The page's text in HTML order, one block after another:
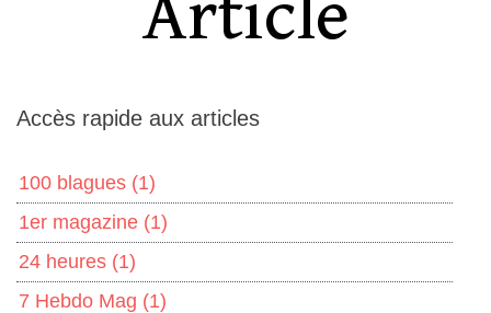
Article
Accès rapide aux articles
100 blagues (1)
1er magazine (1)
24 heures (1)
7 Hebdo Mag (1)